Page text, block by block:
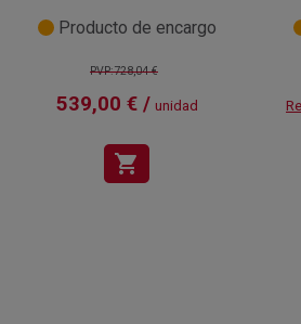
Producto de encargo
PVP:728,04 €
539,00 € / unidad
shopping_cart